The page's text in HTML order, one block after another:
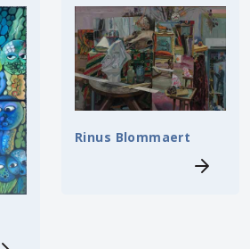
Rinus Blommaert